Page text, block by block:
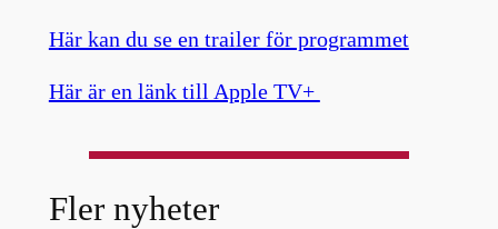
Här kan du se en trailer för programmet
Här är en länk till Apple TV+
Fler nyheter